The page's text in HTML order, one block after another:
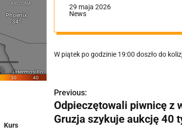
29 maja 2026
News
W piątek po godzinie 19:00 doszło do
N
a
w
Previous:
Odpieczętowali piwnicę z
Gruzja szykuje aukcję 40
Kurs